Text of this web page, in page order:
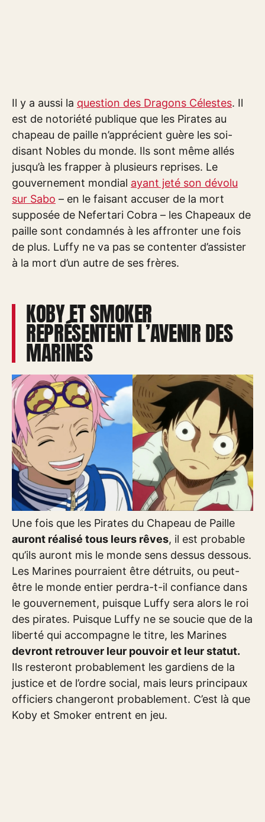
Il y a aussi la question des Dragons Célestes. Il
est de notoriété publique que les Pirates au
chapeau de paille n’apprécient guère les soi-
disant Nobles du monde. Ils sont même allés
jusqu’à les frapper à plusieurs reprises. Le
gouvernement mondial ayant jeté son dévolu
sur Sabo – en le faisant accuser de la mort
supposée de Nefertari Cobra – les Chapeaux de
paille sont condamnés à les affronter une fois
de plus. Luffy ne va pas se contenter d’assister
à la mort d’un autre de ses frères.
KOBY ET SMOKER
REPRÉSENTENT L’AVENIR DES
MARINES
Une fois que les Pirates du Chapeau de Paille
auront réalisé tous leurs rêves, il est probable
qu’ils auront mis le monde sens dessus dessous.
Les Marines pourraient être détruits, ou peut-
être le monde entier perdra-t-il confiance dans
le gouvernement, puisque Luffy sera alors le roi
des pirates. Puisque Luffy ne se soucie que de la
liberté qui accompagne le titre, les Marines
devront retrouver leur pouvoir et leur statut.
Ils resteront probablement les gardiens de la
justice et de l’ordre social, mais leurs principaux
officiers changeront probablement. C’est là que
Koby et Smoker entrent en jeu.